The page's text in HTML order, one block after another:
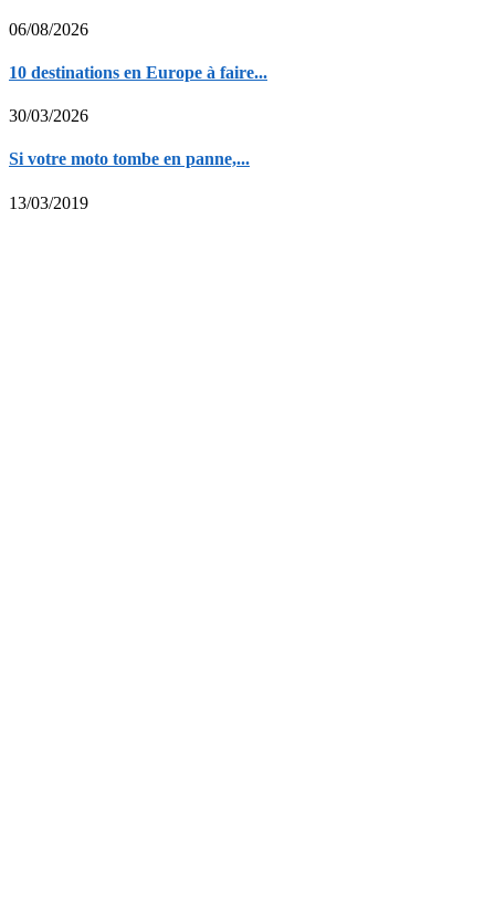
06/08/2026
10 destinations en Europe à faire...
30/03/2026
Si votre moto tombe en panne,...
13/03/2019